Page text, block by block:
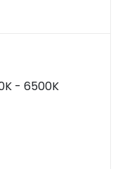
- 6500K